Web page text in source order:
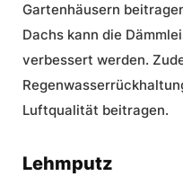
Gartenhäusern
Dachs kann die
verbessert werden.
Luftqualität beitragen.
Lehmputz